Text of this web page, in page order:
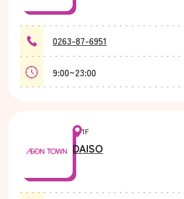
0263-87-6951
9:00~23:00
1F
DAISO